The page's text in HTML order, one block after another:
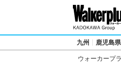
九州 鹿児島県
ウォーカープ